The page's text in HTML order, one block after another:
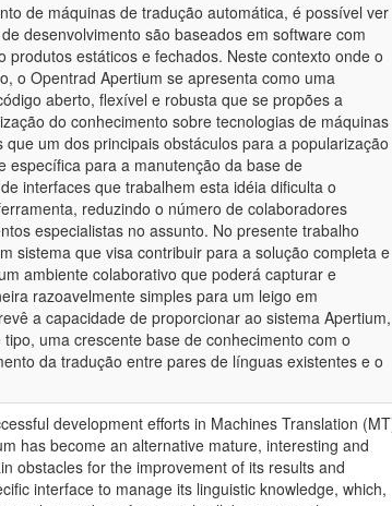
de máquinas de tradução automática, é possível ver
desenvolvimento são baseados em software com
estáticos e fechados. Neste contexto onde o
o Opentrad Apertium se apresenta como uma
aberto, flexível e robusta que se propões a
do conhecimento sobre tecnologias de máquinas
um dos principais obstáculos para a popularização
específica para a manutenção da base de
interfaces que trabalhem esta idéia dificulta o
reduzindo o número de colaboradores
especialistas no assunto. No presente trabalho
sistema que visa contribuir para a solução completa e
ambiente colaborativo que poderá capturar e
razoavelmente simples para um leigo em
a capacidade de proporcionar ao sistema Apertium,
uma crescente base de conhecimento com o
da tradução entre pares de línguas existentes e o
development efforts in Machines Translation
has become an alternative mature, interesting and
obstacles for the improvement of its results and
interface to manage its linguistic knowledge, which,